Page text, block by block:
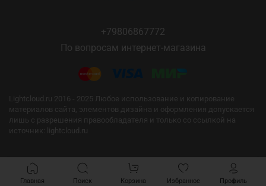
+79806867772
По вопросам интернет-магазина
Lightcloud.ru 2016 - 2025 Любое использование и копирование
материалов сайта, элементов дизайна и оформления допускается
лишь с разрешения правообладателя и только со ссылкой на
источник: lightcloud.ru
Главная Поиск Корзина Избранное Профиль